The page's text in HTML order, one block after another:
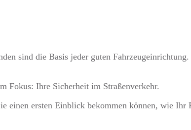
sind die Basis jeder guten
Fokus: Ihre Sicherheit im Straßenverkehr.
einen ersten Einblick bekommen können, wie Ihr